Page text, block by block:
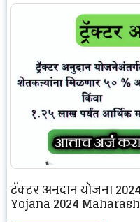
ट्रॅक्टर अनुदान योजना
Yojana 2024